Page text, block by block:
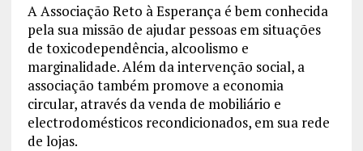
A Associação Reto à Esperança é bem conhecida
pela sua missão de ajudar pessoas em situações
de toxicodependência, alcoolismo e
marginalidade. Além da intervenção social, a
associação também promove a economia
circular, através da venda de mobiliário e
electrodomésticos recondicionados, em sua rede
de lojas.